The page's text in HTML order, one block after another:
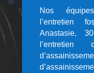
Nos
l’entretien
Anastasie,